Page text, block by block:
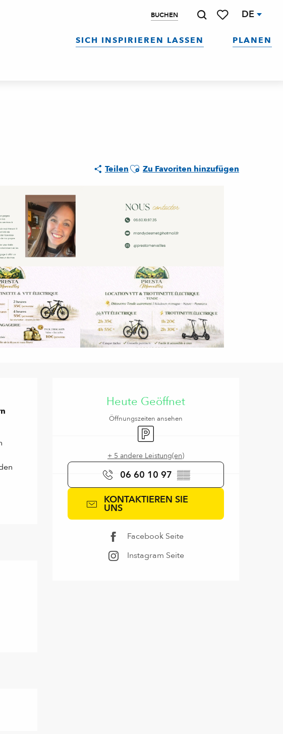
BUCHEN DE
SICH INSPIRIEREN LASSEN PLANEN
TeilenAjouter aux favoris
Zu Favoriten hinzufügen
Heute Geöffnet
Öffnungszeiten ansehen
Parkplatz
+ 5 andere Leistung(en)
06 60 10 97 ▒▒
KONTAKTIEREN SIE
UNS
Facebook Seite
Instagram Seite